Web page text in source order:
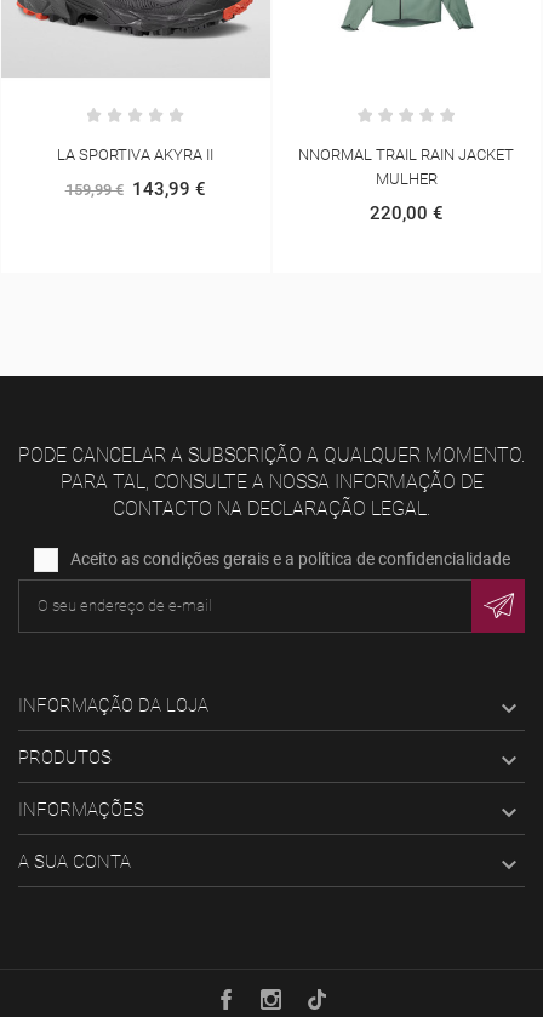
NNORMAL TRAIL RAIN JACKET
MULHER
NAKED RUNNING BAND RAVEN V2
54,99 € 49,49 €
PODE CANCELAR A SUBSCRIÇÃO A QUALQUER MOMENTO.
PARA TAL, CONSULTE A NOSSA INFORMAÇÃO DE
CONTACTO NA DECLARAÇÃO LEGAL.
Aceito as condições gerais e a política de confidencialidade
INFORMAÇÃO DA LOJA 
PRODUTOS 
INFORMAÇÕES 
A SUA CONTA 